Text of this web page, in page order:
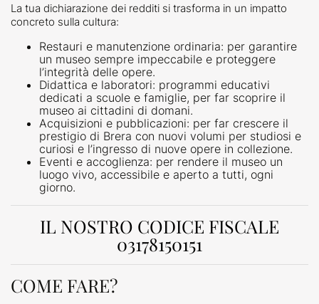
La tua dichiarazione dei redditi si trasforma in un impatto
concreto sulla cultura:
Restauri e manutenzione ordinaria: per garantire
un museo sempre impeccabile e proteggere
l’integrità delle opere.
Didattica e laboratori: programmi educativi
dedicati a scuole e famiglie, per far scoprire il
museo ai cittadini di domani.
Acquisizioni e pubblicazioni: per far crescere il
prestigio di Brera con nuovi volumi per studiosi e
curiosi e l’ingresso di nuove opere in collezione.
Eventi e accoglienza: per rendere il museo un
luogo vivo, accessibile e aperto a tutti, ogni
giorno.
IL NOSTRO CODICE FISCALE
03178150151
COME FARE?